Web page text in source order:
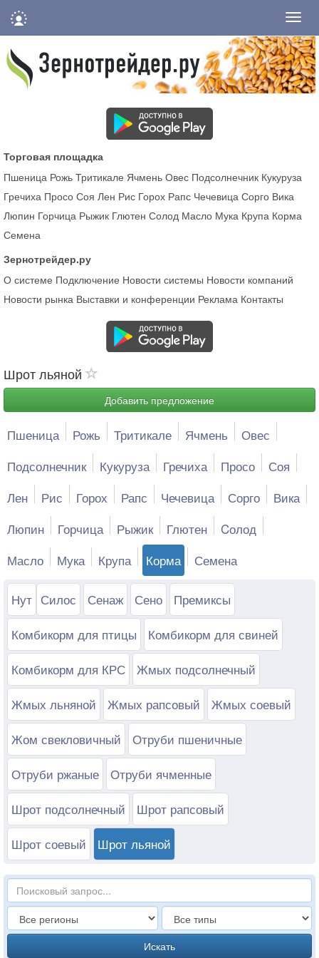
Торговая площадка
Пшеница Рожь Тритикале Ячмень Овес Подсолнечник Кукуруза
Гречиха Просо Соя Лен Рис Горох Рапс Чечевица Сорго Вика
Люпин Горчица Рыжик Глютен Солод Масло Мука Крупа Корма
Семена
Зернотрейдер.ру
О системе Подключение Новости системы Новости компаний
Новости рынка Выставки и конференции Реклама Контакты
Шрот льяной
Добавить предложение
Пшеница Рожь Тритикале Ячмень
Овес
Подсолнечник
Кукуруза Гречиха Просо
Соя
Лен
Рис Горох Рапс Чечевица Сорго
Вика
Люпин
Горчица Рыжик Глютен
Cолод
Масло
Мука Крупа Корма Семена
Нут Силос Сенаж Сено
Премиксы
Комбикорм для птицы
Комбикорм для свиней
Комбикорм для КРС
Жмых подсолнечный
Жмых льняной
Жмых рапсовый
Жмых соевый
Жом свекловичный
Отруби пшеничные
Отруби ржаные
Отруби ячменные
Шрот подсолнечный
Шрот рапсовый
Шрот соевый
Шрот льяной
Искать